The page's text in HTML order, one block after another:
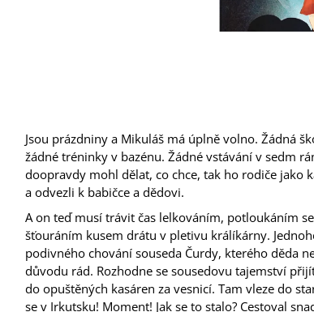
Jsou prázdniny a Mikuláš má úplně volno. Žádná
žádné tréninky v bazénu. Žádné vstávání v sedm
doopravdy mohl dělat, co chce, tak ho rodiče jako
a odvezli k babičce a dědovi.
A on teď musí trávit čas lelkováním, potloukáním
šťouráním kusem drátu v pletivu králíkárny.
podivného chování souseda Čurdy, kterého děda
důvodu rád. Rozhodne se sousedovu tajemství
do opuštěných kasáren za vesnicí. Tam vleze do
se v Irkutsku! Moment! Jak se to stalo? Cestoval